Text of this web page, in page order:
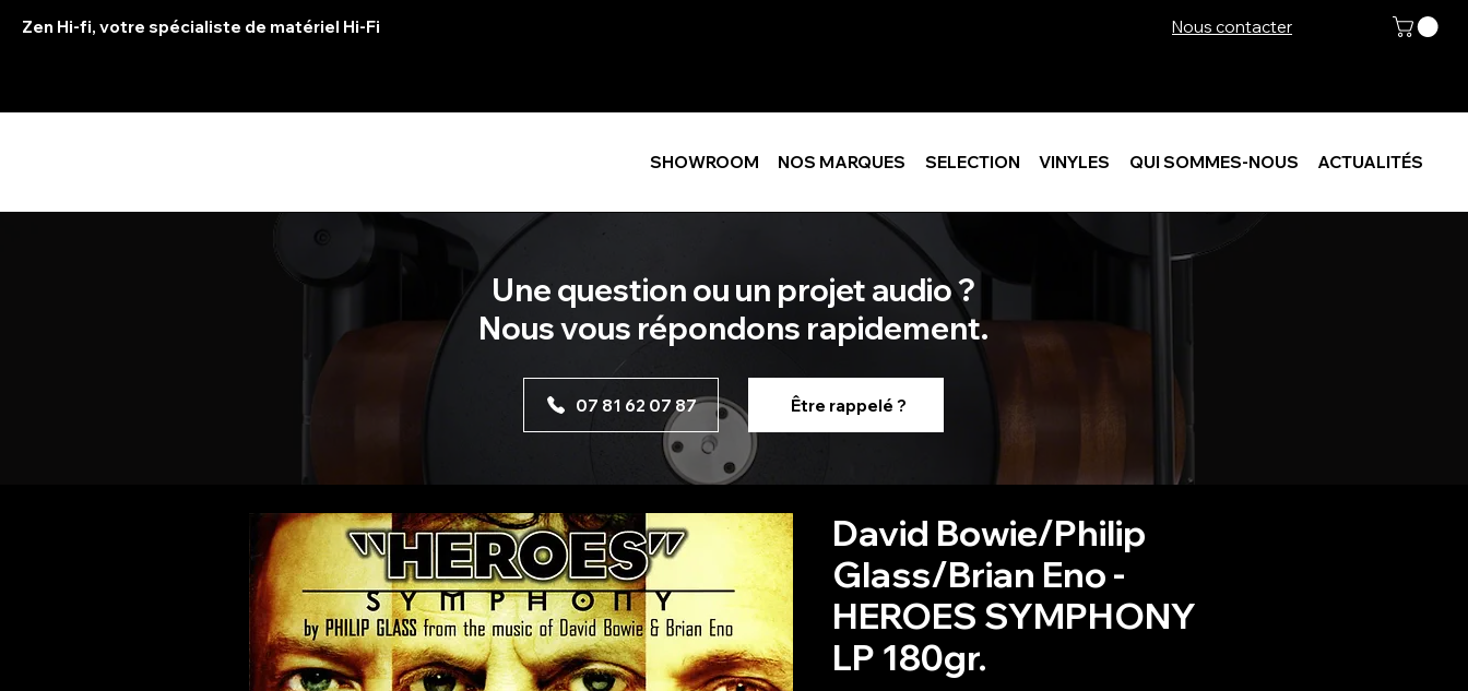
Zen Hi-fi, votre spécialiste de matériel Hi-Fi Nous contacter
SHOWROOM NOS MARQUES SELECTION VINYLES QUI SOMMES-NOUS ACTUALITÉS
Une question ou un projet audio ?
Nous vous répondons rapidement.
07 81 62 07 87 Être rappelé ?
David Bowie/Philip
Glass/Brian Eno -
HEROES SYMPHONY
LP 180gr.